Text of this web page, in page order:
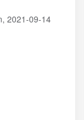
2021-09-14